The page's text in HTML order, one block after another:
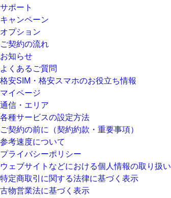
サポート
キャンペーン
オプション
ご契約の流れ
お知らせ
よくあるご質問
格安SIM・格安スマホのお役立ち情報
マイページ
通信・エリア
各種サービスの設定方法
ご契約の前に（契約約款・重要事項）
参考速度について
プライバシーポリシー
ウェブサイトなどにおける個人情報の取り扱
特定商取引に関する法律に基づく表示
古物営業法に基づく表示